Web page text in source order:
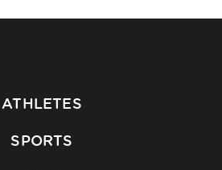
ATHLETES
SPORTS